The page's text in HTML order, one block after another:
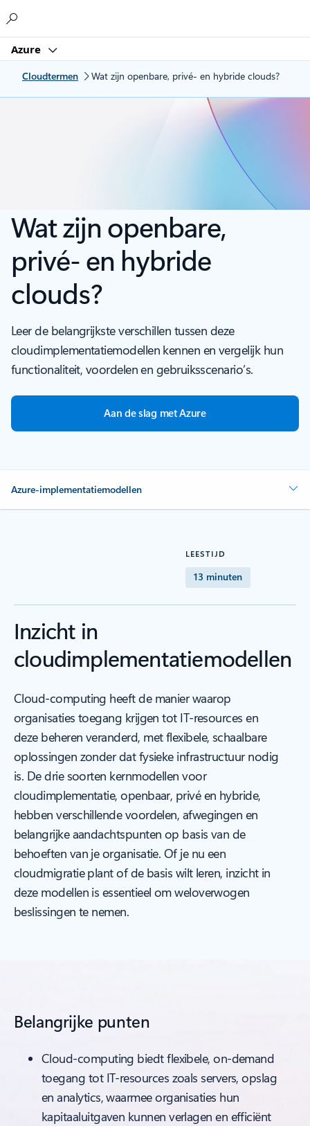
Azure
Cloudtermen Wat zijn openbare, privé- en hybride clouds?
Wat zijn openbare,
privé- en hybride
clouds?
Leer de belangrijkste verschillen tussen deze
cloudimplementatiemodellen kennen en vergelijk hun
functionaliteit, voordelen en gebruiksscenario’s.
Aan de slag met Azure
Azure-implementatiemodellen
LEESTIJD
13 minuten
Inzicht in
cloudimplementatiemodellen
Cloud-computing heeft de manier waarop
organisaties toegang krijgen tot IT-resources en
deze beheren veranderd, met flexibele, schaalbare
oplossingen zonder dat fysieke infrastructuur nodig
is. De drie soorten kernmodellen voor
cloudimplementatie, openbaar, privé en hybride,
hebben verschillende voordelen, afwegingen en
belangrijke aandachtspunten op basis van de
behoeften van je organisatie. Of je nu een
cloudmigratie plant of de basis wilt leren, inzicht in
deze modellen is essentieel om weloverwogen
beslissingen te nemen.
Belangrijke punten
Cloud-computing biedt flexibele, on-demand
toegang tot IT-resources zoals servers, opslag
en analytics, waarmee organisaties hun
kapitaaluitgaven kunnen verlagen en efficiënt